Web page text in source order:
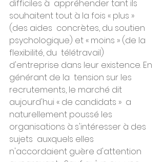
difficiles à  appréhender tant ils
souhaitent tout à la fois « plus »
(des aides  concrètes, du soutien
psychologique) et « moins » (de la
flexibilité, du  télétravail)
d'entreprise dans leur existence. En
générant de la  tension sur les
recrutements, le marché dit
aujourd'hui « de candidats »  a
naturellement poussé les
organisations à s'intéresser à des
sujets  auxquels elles
n'accordaient guère d'attention